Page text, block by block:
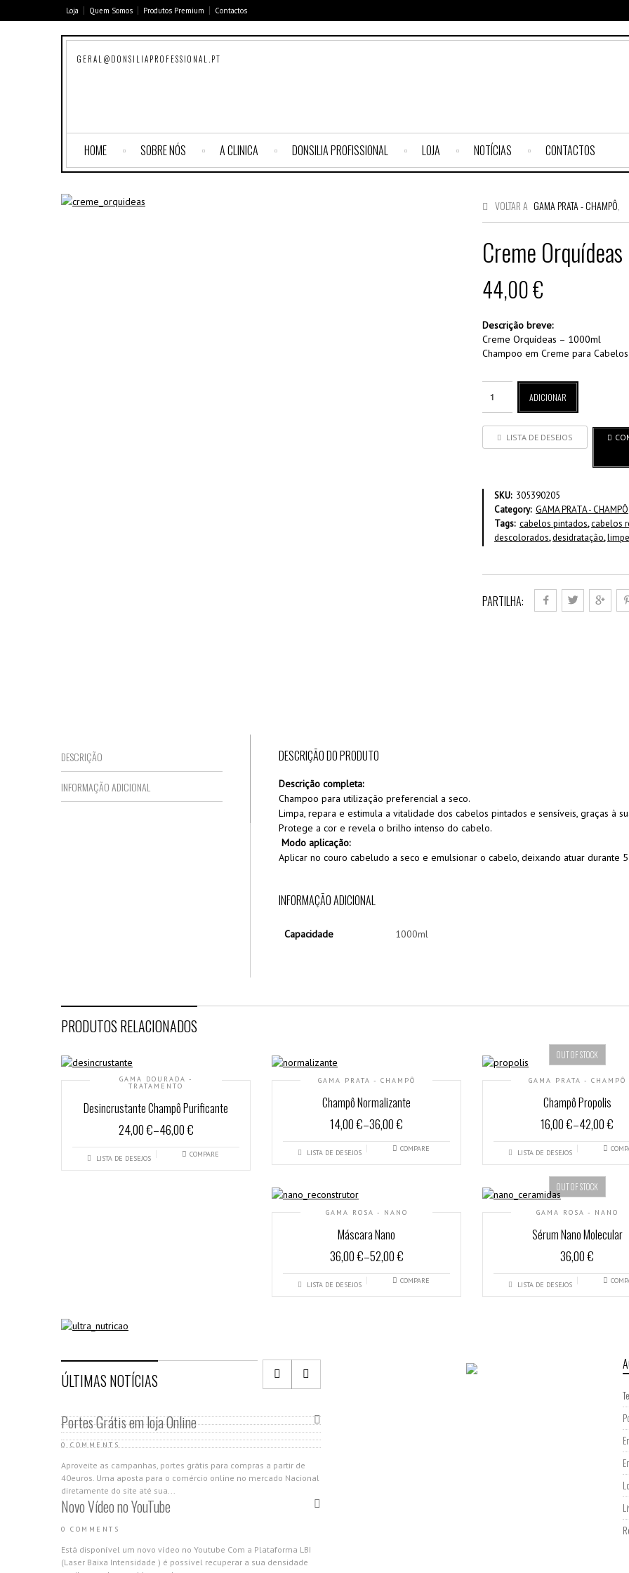
Loja Quem Somos Produtos Premium Contactos
GERAL@DONSILIAPROFESSIONAL.PT
HOME SOBRE NÓS A CLINICA DONSILIA PROFISSIONAL LOJA NOTÍCIAS CONTACTOS
VOLTAR A GAMA PRATA - CHAMPÔ
Creme Orquídeas
44,00 €
Descrição breve:
Creme Orquídeas – 1000ml
Champoo em Creme para
ADICIONAR
LISTA DE DESEJOS
SKU: 305390205
Category: GAMA PRATA - CHAMPÔ
Tags: cabelos pintados,cabelos
descolorados,desidratação,
PARTILHA:
DESCRIÇÃO
INFORMAÇÃO ADICIONAL
DESCRIÇÃO DO PRODUTO
Descrição completa:
Champoo para utilização preferencial a seco.
Limpa, repara e estimula a vitalidade dos cabelos pintados e sensíveis, graças à
Protege a cor e revela o brilho intenso do cabelo.
Modo aplicação:
Aplicar no couro cabeludo a seco e emulsionar o cabelo, deixando atuar durante
INFORMAÇÃO ADICIONAL
Capacidade 1000ml
PRODUTOS RELACIONADOS
GAMA DOURADA -
TRATAMENTO
Desincrustante Champô Purificante
24,00 €–46,00 €
LISTA DE DESEJOS COMPARE
GAMA PRATA - CHAMPÔ
Champô Normalizante
14,00 €–36,00 €
LISTA DE DESEJOS COMPARE
OUT OF STOCK
GAMA PRATA - CHAMPÔ
Champô Propolis
16,00 €–42,00 €
LISTA DE DESEJOS
GAMA ROSA - NANO
Máscara Nano
36,00 €–52,00 €
LISTA DE DESEJOS COMPARE
OUT OF STOCK
GAMA ROSA - NANO
Sérum Nano Molecular
36,00 €
LISTA DE DESEJOS
Máscara Ultra Nutrição
19,00 €–
LISTA DE DESEJOS
ÚLTIMAS NOTÍCIAS
Portes Grátis em loja Online
0 COMMENTS
Aproveite as campanhas, portes grátis para compras a partir de
40euros. Uma aposta para o comércio online no mercado Nacional
diretamente do site até sua...
Novo Vídeo no YouTube
0 COMMENTS
Está disponível um novo vídeo no Youtube Com a Plataforma LBI
(Laser Baixa Intensidade ) é possível recuperar a sua densidade